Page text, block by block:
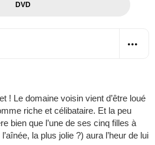
DVD
! Le domaine voisin vient d’être loué
riche et célibataire. Et la peu
bien que l’une de ses cinq filles à
la plus jolie ?) aura l’heur de lui